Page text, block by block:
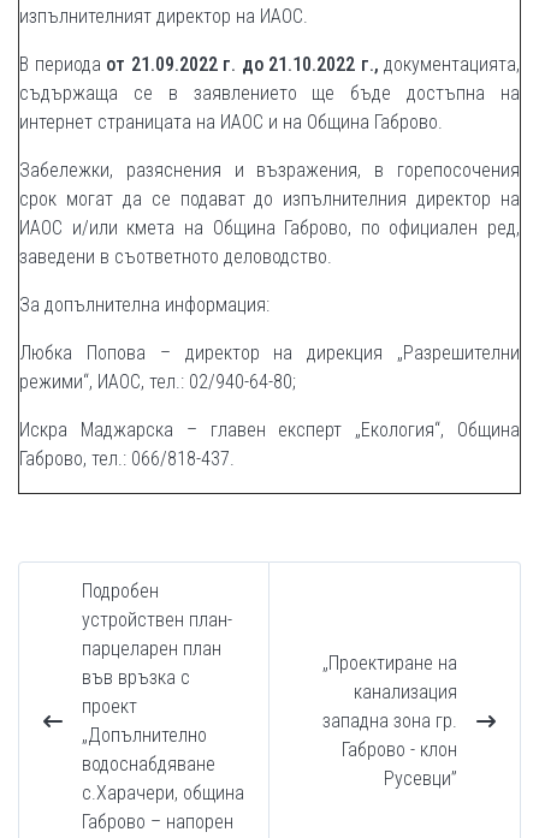
изпълнителният директор на ИАОС.
В периода от 21.09.2022 г. до 21.10.2022 г., документацията,
съдържаща се в заявлението ще бъде достъпна на
интернет страницата на ИАОС и на Община Габрово.
Забележки, разяснения и възражения, в горепосочения
срок могат да се подават до изпълнителния директор на
ИАОС и/или кмета на Община Габрово, по официален ред,
заведени в съответното деловодство.
За допълнителна информация:
Любка Попова – директор на дирекция „Разрешителни
режими“, ИАОС, тел.: 02/940-64-80;
Искра Маджарска – главен експерт „Екология“, Община
Габрово, тел.: 066/818-437.
Подробен
устройствен план-
парцеларен план
във връзка с
проект
„Допълнително
водоснабдяване
с.Харачери, община
Габрово – напорен
„Проектиране на
канализация
западна зона гр.
Габрово - клон
Русевци”